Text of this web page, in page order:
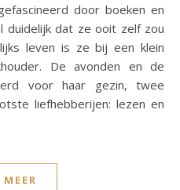
door boeken en
duidelijk dat ze ooit zelf zou
leven is ze bij een klein
De avonden en de
voor haar gezin, twee
liefhebberijen: lezen en
MEER